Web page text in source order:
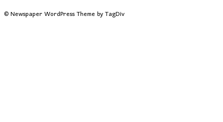
© Newspaper WordPress Theme by TagDiv